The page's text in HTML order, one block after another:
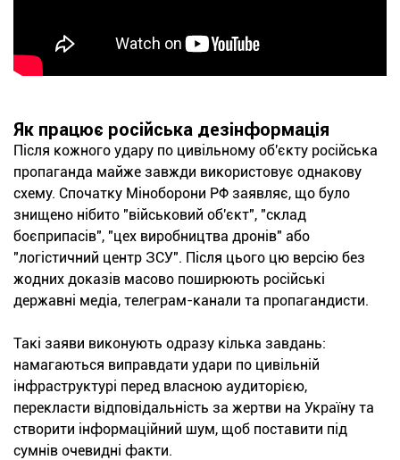
Як працює російська дезінформація
Після кожного удару по цивільному об'єкту російська
пропаганда майже завжди використовує однакову
схему. Спочатку Міноборони РФ заявляє, що було
знищено нібито "військовий об'єкт", "склад
боєприпасів", "цех виробництва дронів" або
"логістичний центр ЗСУ". Після цього цю версію без
жодних доказів масово поширюють російські
державні медіа, телеграм-канали та пропагандисти.
Такі заяви виконують одразу кілька завдань:
намагаються виправдати удари по цивільній
інфраструктурі перед власною аудиторією,
перекласти відповідальність за жертви на Україну та
створити інформаційний шум, щоб поставити під
сумнів очевидні факти.